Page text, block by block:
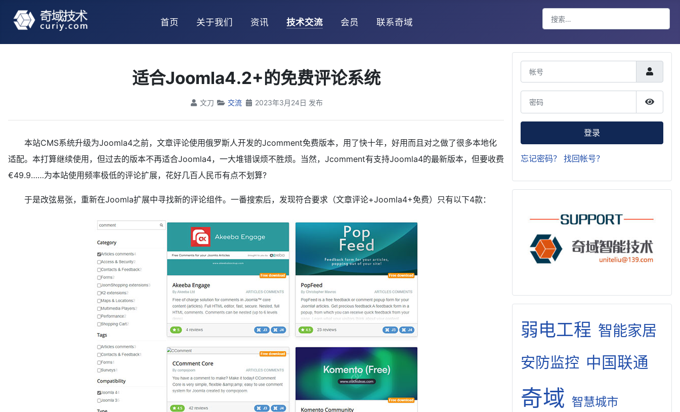
首页 关于我们 资讯 技术交流 会员 联系奇域
搜索
适合Joomla4.2+的免费评论系统
文刀 交流 2023年3月24日 发布
本站CMS系统升级为Joomla4之前，文章评论使用俄罗斯人开发的Jcomment免费版本，用了快十年，好用而且对之做了很多本地化
适配。本打算继续使用，但过去的版本不再适合Joomla4，一大堆错误烦不胜烦。当然，Jcomment有支持Joomla4的最新版本，但要收费
€49.9……为本站使用频率极低的评论扩展，花好几百人民币有点不划算?
于是改弦易张，重新在Joomla扩展中寻找新的评论组件。一番搜索后，发现符合要求（文章评论+Joomla4+免费）只有以下4款：
帐号
显示密
登录
忘记密码？ 找回帐号？
弱电工程 智能家居
安防监控 中国联通
奇域 智慧城市